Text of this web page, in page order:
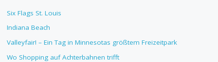
Six Flags St. Louis
Indiana Beach
Valleyfair! – Ein Tag in Minnesotas größtem Freizeitpark
Wo Shopping auf Achterbahnen trifft